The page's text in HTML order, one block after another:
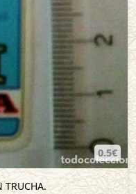
0.5€
TRUCHA.